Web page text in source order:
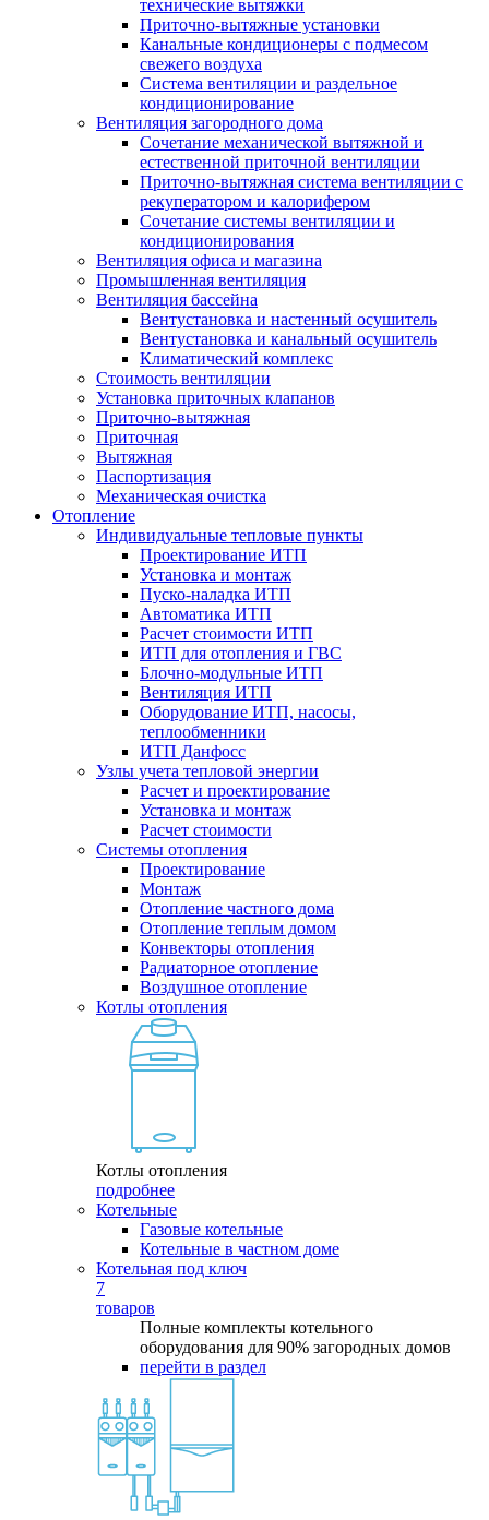
технические вытяжки
Приточно-вытяжные установки
Канальные кондиционеры с подмесом
свежего воздуха
Cистема вентиляции и раздельное
кондиционирование
Вентиляция загородного дома
Сочетание механической вытяжной и
естественной приточной вентиляции
Приточно-вытяжная система вентиляции с
рекуператором и калорифером
Сочетание системы вентиляции и
кондиционирования
Вентиляция офиса и магазина
Промышленная вентиляция
Вентиляция бассейна
Вентустановка и настенный осушитель
Вентустановка и канальный осушитель
Климатический комплекс
Стоимость вентиляции
Установка приточных клапанов
Приточно-вытяжная
Приточная
Вытяжная
Паспортизация
Механическая очистка
Отопление
Индивидуальные тепловые пункты
Проектирование ИТП
Установка и монтаж
Пуско-наладка ИТП
Автоматика ИТП
Расчет стоимости ИТП
ИТП для отопления и ГВС
Блочно-модульные ИТП
Вентиляция ИТП
Оборудование ИТП, насосы,
теплообменники
ИТП Данфосс
Узлы учета тепловой энергии
Расчет и проектирование
Установка и монтаж
Расчет стоимости
Системы отопления
Проектирование
Монтаж
Отопление частного дома
Отопление теплым домом
Конвекторы отопления
Радиаторное отопление
Воздушное отопление
Котлы отопления
Котлы отопления
подробнее
Котельные
Газовые котельные
Котельные в частном доме
Котельная под ключ
7
товаров
Полные комплекты котельного
оборудования для 90% загородных домов
перейти в раздел